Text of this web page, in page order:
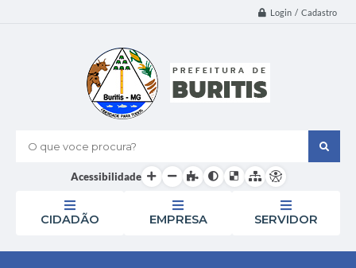
Login / Cadastro
O que voce procura?
Acessibilidade
CIDADÃO EMPRESA SERVIDOR